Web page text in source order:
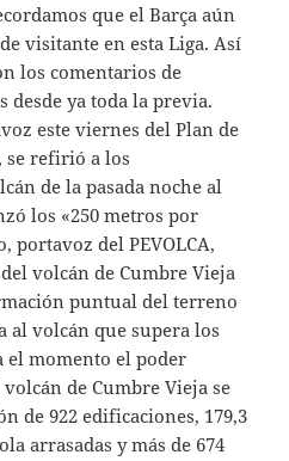
que el Barça aún
visitante en esta Liga. Así
los comentarios de
desde ya toda la previa.
este viernes del Plan de
se refirió a los
de la pasada noche al
los «250 metros por
portavoz del PEVOLCA,
volcán de Cumbre Vieja
puntual del terreno
al volcán que supera los
el momento el poder
de Cumbre Vieja se
de 922 edificaciones, 179,3
arrasadas y más de 674